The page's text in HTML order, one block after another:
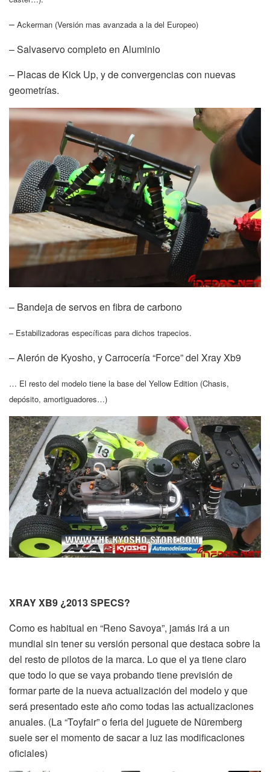
– Ackerman (Versión mas avanzada a la del Europeo)
– Salvaservo completo en Aluminio
– Placas de Kick Up, y de convergencias con nuevas
geometrías.
– Bandeja de servos en fibra de carbono
– Estabilizadoras específicas para dichos trapecios.
– Alerón de Kyosho, y Carrocería “Force” del Xray Xb9
… El resto del modelo tiene la base del Yellow Edition (Chasis,
depósito, amortiguadores…)
XRAY XB9 ¿2013 SPECS?
Como es habitual en “Reno Savoya”, jamás irá a un
mundial sin tener su versión personal que destaca sobre la
del resto de pilotos de la marca. Lo que el ya tiene claro
que todo lo que se vaya probando tiene previsión de
formar parte de la nueva actualización del modelo y que
será presentado este año como todas las actualizaciones
anuales. (La “Toyfair” o feria del juguete de Nüremberg
suele ser el momento de sacar a luz las modificaciones
oficiales)